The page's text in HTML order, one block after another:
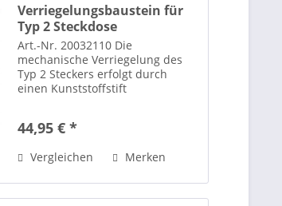
Verriegelungsbaustein für
Typ 2 Steckdose
Art.-Nr. 20032110 Die
mechanische Verriegelung des
Typ 2 Steckers erfolgt durch
einen Kunststoffstift
Gleichstrommotor ein- und
nach Polung des Motors (Hub =...
44,95 € *
Vergleichen Merken